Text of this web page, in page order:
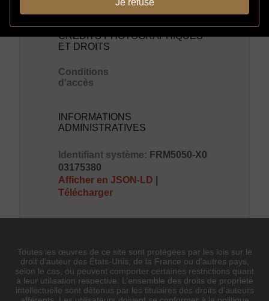
CRÉDITS PHOTOGRAPHIQUES
ET DROITS
Conditions
d'accès
INFORMATIONS
ADMINISTRATIVES
Identifiant système: FRM5050-X0
03175380
Afficher en JSON-LD
Télécharger
Toutes les œuvres de ce site sont protégées par les lois sur le
droit d'auteur des États-Unis, de la France ou d'autres pays,
selon le cas, ou peuvent comporter certaines restrictions quant
à leur utilisation respective. L’ensemble des droits de propriété
intellectuelle sont détenus par les titulaires des droits d’auteurs
Je refuse